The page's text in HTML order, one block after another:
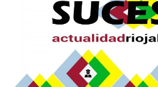
e
m
a
l